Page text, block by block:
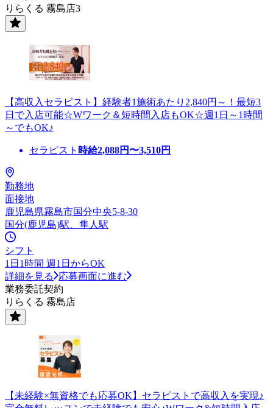
りらくる 霧島店3
【高収入セラピスト】経験者1施術あたり2,840円～！最短3
日で入店可能☆Wワーク＆短時間入店もOK☆週1日～1時間
～でもOK♪
セラピスト 時給2,088円〜3,510円
勤務地
面接地
鹿児島県霧島市国分中央5-8-30
国分(鹿児島)駅、隼人駅
シフト
1日1時間 週1日からOK
詳細を見る
応募画面に進む
業務委託契約
りらくる 霧島店
【未経験×無資格でも応募OK】セラピストで高収入を実現♪